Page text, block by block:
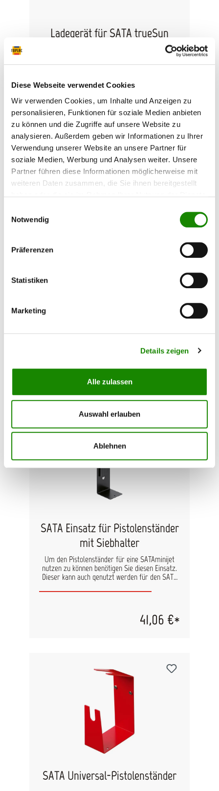
Diese Webseite verwendet Cookies
Wir verwenden Cookies, um Inhalte und Anzeigen zu
personalisieren, Funktionen für soziale Medien anbieten
zu können und die Zugriffe auf unsere Website zu
analysieren. Außerdem geben wir Informationen zu Ihrer
Verwendung unserer Website an unsere Partner für
soziale Medien, Werbung und Analysen weiter. Unsere
Partner führen diese Informationen möglicherweise mit
weiteren Daten zusammen, die Sie ihnen bereitgestellt
Notwendig
Präferenzen
Statistiken
Marketing
Details zeigen
Alle zulassen
Auswahl erlauben
Ablehnen
Ladegerät für SATA trueSun
Ladegerät EU für SATA trueSun
162,44 €*
hängen. Allerdings benötigen Sie hierfür einen
70,57 €*
SATA Einsatz für Pistolenständer
mit Siebhalter
Um den Pistolenständer für eine SATAminijet
nutzen zu können benötigen Sie diesen Einsatz.
Dieser kann auch genutzt werden für den SATA
Fließbecherpistolen (134916).
41,06 €*
SATA Universal-Pistolenständer